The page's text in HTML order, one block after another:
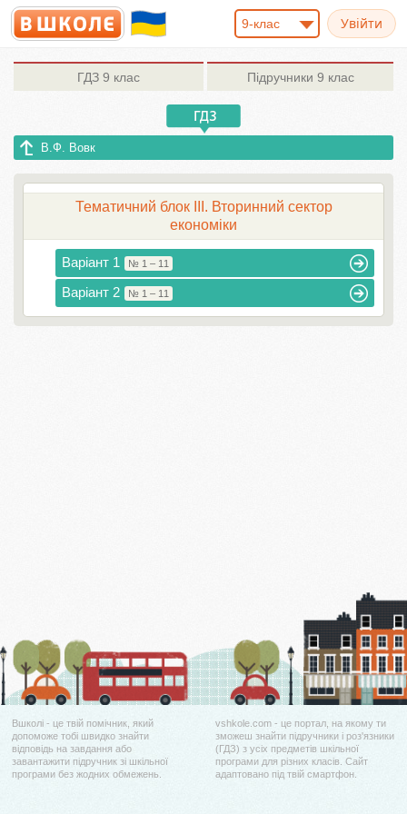
9-клас
ГДЗ 9 клас Підручники 9 клас
В.Ф. Вовк
Тематичний блок III. Вторинний сектор
економіки
Варіант 1 № 1 – 11
Варіант 2 № 1 – 11
Вшколі - це твій помічник, який
допоможе тобі швидко знайти
відповідь на завдання або
завантажити підручник зі шкільної
програми без жодних обмежень.
vshkole.com - це портал, на якому ти
зможеш знайти підручники і роз'язники
(ГДЗ) з усіх предметів шкільної
програми для різних класів. Сайт
адаптовано під твій смартфон.